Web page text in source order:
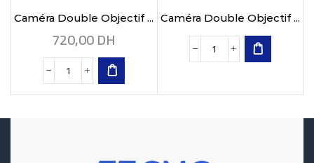
Caméra Double Objectif ...
720,00DH
Caméra Double Objectif ...